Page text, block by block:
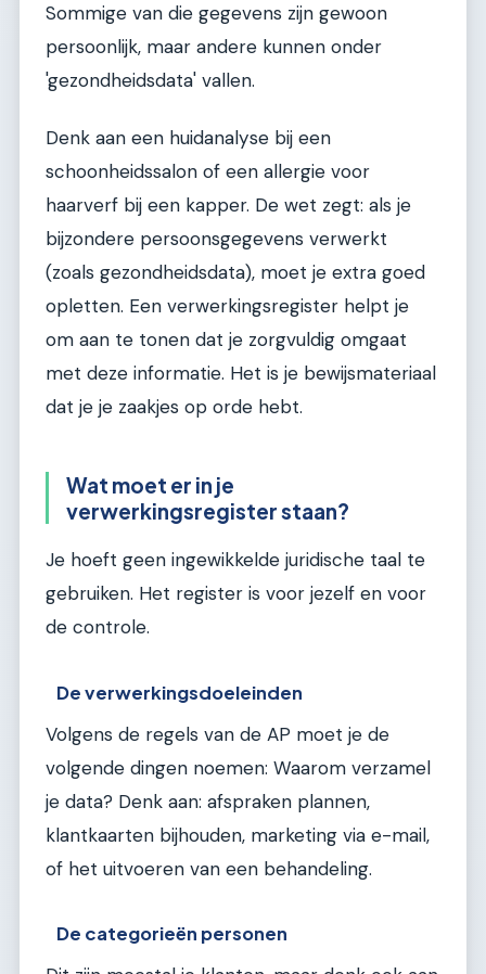
Sommige van die gegevens zijn gewoon
persoonlijk, maar andere kunnen onder
'gezondheidsdata' vallen.
Denk aan een huidanalyse bij een
schoonheidssalon of een allergie voor
haarverf bij een kapper. De wet zegt: als je
bijzondere persoonsgegevens verwerkt
(zoals gezondheidsdata), moet je extra goed
opletten. Een verwerkingsregister helpt je
om aan te tonen dat je zorgvuldig omgaat
met deze informatie. Het is je bewijsmateriaal
dat je je zaakjes op orde hebt.
Wat moet er in je
verwerkingsregister staan?
Je hoeft geen ingewikkelde juridische taal te
gebruiken. Het register is voor jezelf en voor
de controle.
De verwerkingsdoeleinden
Volgens de regels van de AP moet je de
volgende dingen noemen: Waarom verzamel
je data? Denk aan: afspraken plannen,
klantkaarten bijhouden, marketing via e-mail,
of het uitvoeren van een behandeling.
De categorieën personen